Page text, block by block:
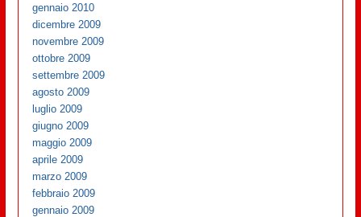
gennaio 2010
dicembre 2009
novembre 2009
ottobre 2009
settembre 2009
agosto 2009
luglio 2009
giugno 2009
maggio 2009
aprile 2009
marzo 2009
febbraio 2009
gennaio 2009